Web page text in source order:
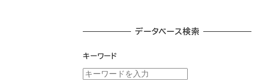
データベース検索
キーワード